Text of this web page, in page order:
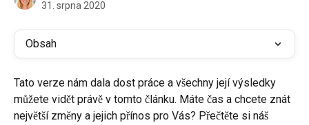
31. srpna 2020
Obsah
Tato verze nám dala dost práce a všechny její výsledky
můžete vidět právě v tomto článku. Máte čas a chcete znát
největší změny a jejich přínos pro Vás? Přečtěte si náš